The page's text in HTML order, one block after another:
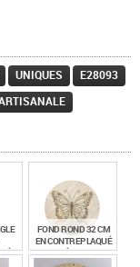
UNIQUES
E28093
FOND ROND 32 CM
EN CONTREPLAQUÉ
- GRAVÉ PAPILLON